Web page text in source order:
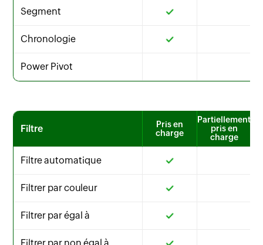
Segment
Chronologie
Power Pivot
Filtre
Pris en
charge
Partiellement
pris en
charge
Filtre automatique
Filtrer par couleur
Filtrer par égal à